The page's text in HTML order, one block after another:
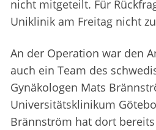
nicht mitgeteilt. Für
Uniklinik am Freitag nicht
An der Operation war den
auch ein Team des
Gynäkologen Mats
Universitätsklinikum
Brännström hat dort